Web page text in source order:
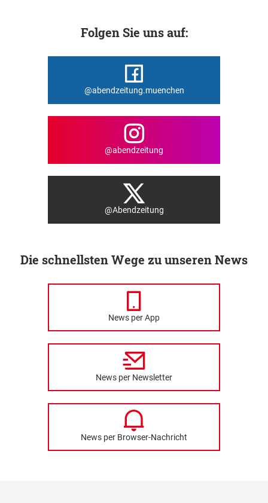
Folgen Sie uns auf:
@abendzeitung.muenchen
@abendzeitung
@Abendzeitung
Die schnellsten Wege zu unseren News
News per App
News per Newsletter
News per Browser-Nachricht